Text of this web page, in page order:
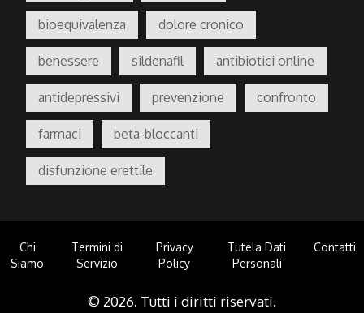
bioequivalenza dolore cronico
benessere sildenafil antibiotici online
antidepressivi prevenzione confronto
farmaci beta-bloccanti
disfunzione erettile
Chi
Siamo
Termini di
Servizio
Privacy
Policy
Tutela Dati
Personali
Contatti
© 2026. Tutti i diritti riservati.